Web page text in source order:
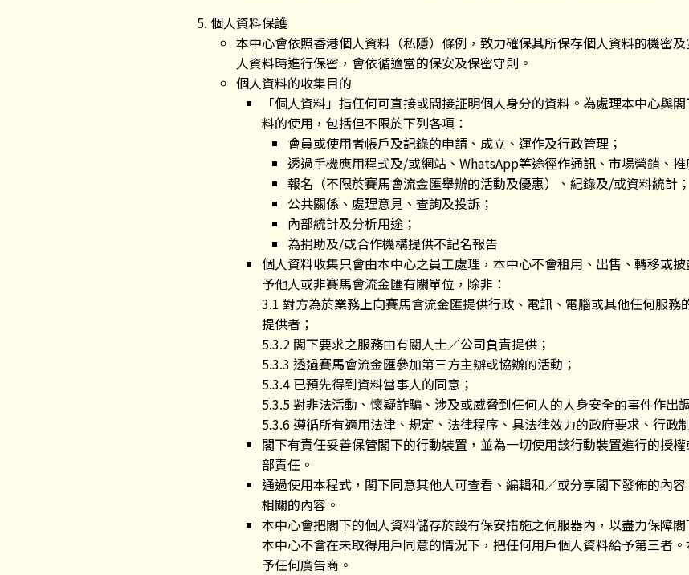
個人資料保護
本中心會依照香港個人資料（私隱）條例，致力確保其所保存個人資料的機密
人資料時進行保密，會依循適當的保安及保密守則。
個人資料的收集目的
「個人資料」指任何可直接或間接証明個人身分的資料。為處理本中心與
料的使用，包括但不限於下列各項：
會員或使用者帳戶及記錄的申請、成立、運作及行政管理；
透過手機應用程式及/或網站、WhatsApp等途徑作通訊、市場營銷、推
報名（不限於賽馬會流金匯舉辦的活動及優惠）、紀錄及/或資料統計；
公共關係、處理意見、查詢及投訴；
內部統計及分析用途；
為捐助及/或合作機構提供不記名報告
個人資料收集只會由本中心之員工處理，本中心不會租用、出售、轉移或
予他人或非賽馬會流金匯有關單位，除非：
3.1 對方為於業務上向賽馬會流金匯提供行政、電訊、電腦或其他任何服
提供者；
5.3.2 閣下要求之服務由有關人士／公司負責提供；
5.3.3 透過賽馬會流金匯參加第三方主辦或協辦的活動；
5.3.4 已預先得到資料當事人的同意；
5.3.5 對非法活動、懷疑詐騙、涉及或威脅到任何人的人身安全的事件作出
5.3.6 遵循所有適用法津、規定、法律程序、具法律效力的政府要求、行政
閣下有責任妥善保管閣下的行動裝置，並為一切使用該行動裝置進行的授
部責任。
通過使用本程式，閣下同意其他人可查看、編輯和／或分享閣下發佈的內
相關的內容。
本中心會把閣下的個人資料儲存於設有保安措施之伺服器內，以盡力保障
本中心不會在未取得用戶同意的情況下，把任何用戶個人資料給予第三者
予任何廣告商。